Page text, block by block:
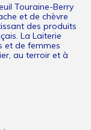
Touraine-Berry
et de chèvre
des produits
La Laiterie
et de femmes
au terroir et à